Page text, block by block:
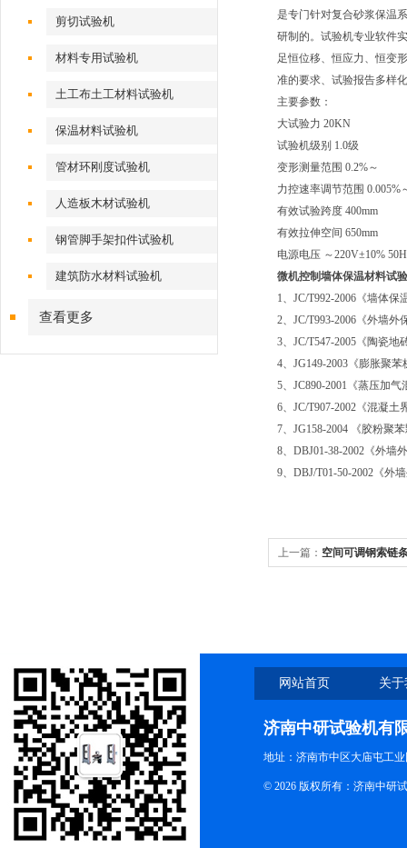
剪切试验机
材料专用试验机
土工布土工材料试验机
保温材料试验机
管材环刚度试验机
人造板木材试验机
钢管脚手架扣件试验机
建筑防水材料试验机
查看更多
是专门针对复合砂浆保温
研制的。试验机专业软件
足恒位移、恒应力、恒变
准的要求、试验报告多样
主要参数：
大试验力 20KN
试验机级别 1.0级
变形测量范围 0.2%～
力控速率调节范围 0.005%
有效试验跨度 400mm
有效拉伸空间 650mm
电源电压 ～220V±10%
微机控制墙体保温材料试
1、JC/T992-2006《墙体
2、JC/T993-2006《外墙
3、JC/T547-2005《陶瓷地
4、JG149-2003《膨胀聚
5、JC890-2001《蒸压加
6、JC/T907-2002《混凝
7、JG158-2004 《胶粉聚
8、DBJ01-38-2002《外墙
9、DBJ/T01-50-2002《外
上一篇： 空间可调钢索链
网站首页 关
济南中研试验机有
地址：济南市中区大庙屯工
© 2026 版权所有：济南中研